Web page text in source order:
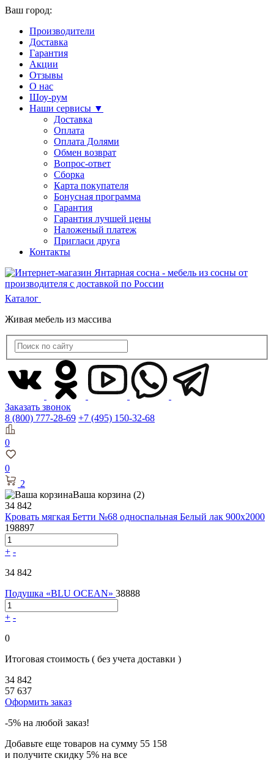
Ваш город:
Производители
Доставка
Гарантия
Акции
Отзывы
О нас
Шоу-рум
Наши сервисы ▼
Доставка
Оплата
Оплата Долями
Обмен возврат
Вопрос-ответ
Сборка
Карта покупателя
Бонусная программа
Гарантия
Гарантия лучшей цены
Наложеный платеж
Пригласи друга
Контакты
Каталог
Живая мебель из массива
Заказать звонок
8 (800) 777-28-69 +7 (495) 150-32-68
0
0
2
Ваша корзина (2)
34 842
Кровать мягкая Бетти №68 односпальная Белый лак 900х2000
198897
+ -
34 842
Подушка «BLU OCEAN» 38888
+ -
0
Итоговая стоимость ( без учета доставки )
34 842
57 637
Оформить заказ
-5% на любой заказ!
Добавьте еще товаров на сумму 55 158
и получите скидку 5% на все